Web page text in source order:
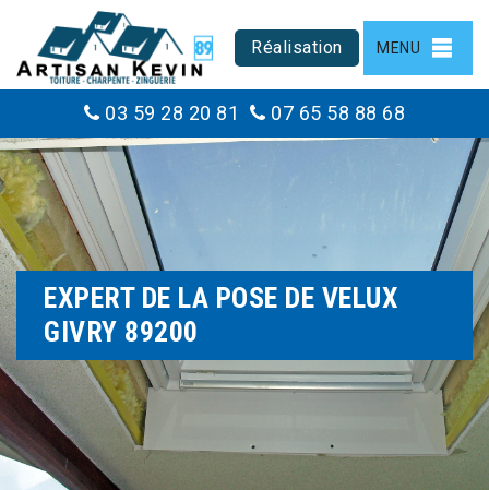
Réalisation MENU
03 59 28 20 81 07 65 58 88 68
EXPERT DE LA POSE DE VELUX
GIVRY 89200